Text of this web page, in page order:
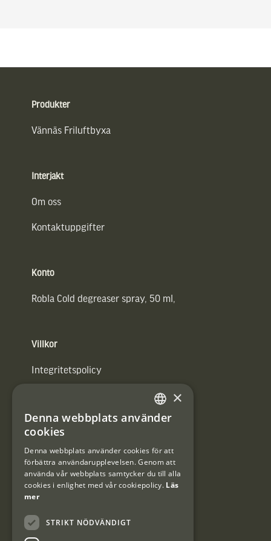
Produkter
Vännäs Friluftbyxa
Interjakt
Om oss
Kontaktuppgifter
Konto
Robla Cold degreaser spray, 50 ml,
Villkor
Integritetspolicy
#Interjaktfamily
Kundklubb
Information om kundklubben.
SWEDISH
×
Denna webbplats använder
cookies
Denna webbplats använder cookies för att
förbättra användarupplevelsen. Genom att
använda vår webbplats samtycker du till alla
cookies i enlighet med vår cookiepolicy. Läs
mer
STRIKT NÖDVÄNDIGT